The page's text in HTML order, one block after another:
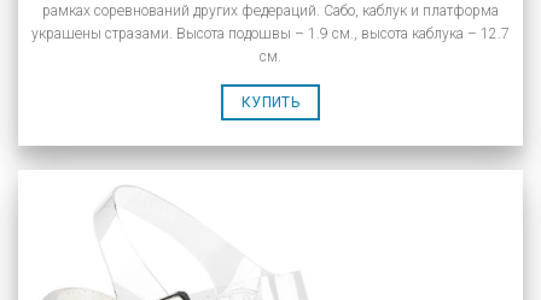
рамках соревнований других федераций. Сабо, каблук и платформа
украшены стразами. Высота подошвы – 1.9 см., высота каблука – 12.7
см.
КУПИТЬ